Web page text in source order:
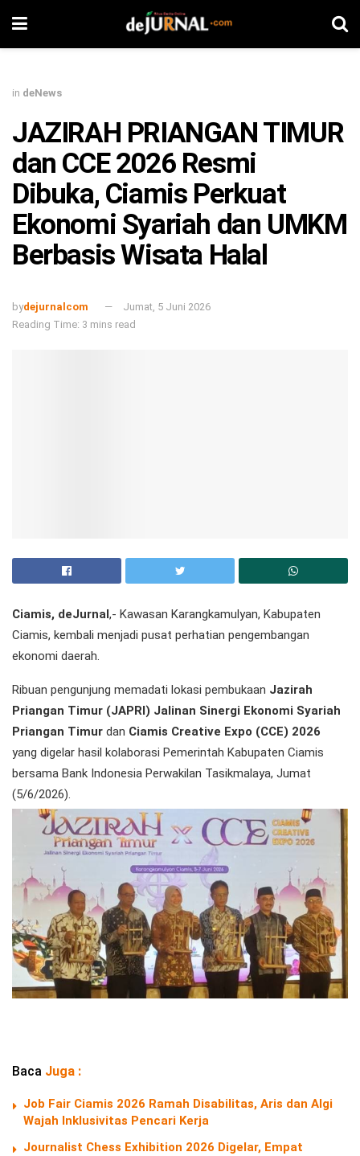
in deNews
JAZIRAH PRIANGAN TIMUR
dan CCE 2026 Resmi
Dibuka, Ciamis Perkuat
Ekonomi Syariah dan UMKM
Berbasis Wisata Halal
bydejurnalcom
Jumat, 5 Juni 2026
Reading Time: 3 mins read
Ciamis, deJurnal,- Kawasan Karangkamulyan, Kabupaten
Ciamis, kembali menjadi pusat perhatian pengembangan
ekonomi daerah.
Ribuan pengunjung memadati lokasi pembukaan Jazirah
Priangan Timur (JAPRI) Jalinan Sinergi Ekonomi Syariah
Priangan Timur dan Ciamis Creative Expo (CCE) 2026
yang digelar hasil kolaborasi Pemerintah Kabupaten Ciamis
bersama Bank Indonesia Perwakilan Tasikmalaya, Jumat
(5/6/2026).
Baca Juga :
Job Fair Ciamis 2026 Ramah Disabilitas, Aris dan Algi
Wajah Inklusivitas Pencari Kerja
Journalist Chess Exhibition 2026 Digelar, Empat